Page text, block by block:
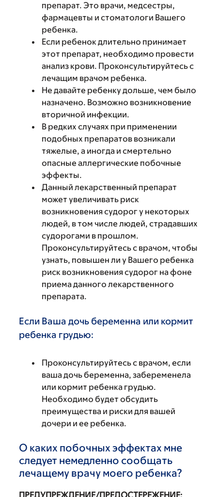
препарат. Это врачи, медсестры,
фармацевты и стоматологи Вашего
ребенка.
Если ребенок длительно принимает
этот препарат, необходимо провести
анализ крови. Проконсультируйтесь с
лечащим врачом ребенка.
Не давайте ребенку дольше, чем было
назначено. Возможно возникновение
вторичной инфекции.
В редких случаях при применении
подобных препаратов возникали
тяжелые, а иногда и смертельно
опасные аллергические побочные
эффекты.
Данный лекарственный препарат
может увеличивать риск
возникновения судорог у некоторых
людей, в том числе людей, страдавших
судорогами в прошлом.
Проконсультируйтесь с врачом, чтобы
узнать, повышен ли у Вашего ребенка
риск возникновения судорог на фоне
приема данного лекарственного
препарата.
Если Ваша дочь беременна или кормит
ребенка грудью:
Проконсультируйтесь с врачом, если
ваша дочь беременна, забеременела
или кормит ребенка грудью.
Необходимо будет обсудить
преимущества и риски для вашей
дочери и ее ребенка.
О каких побочных эффектах мне
следует немедленно сообщать
лечащему врачу моего ребенка?
ПРЕДУПРЕЖДЕНИЕ/ПРЕДОСТЕРЕЖЕНИЕ: